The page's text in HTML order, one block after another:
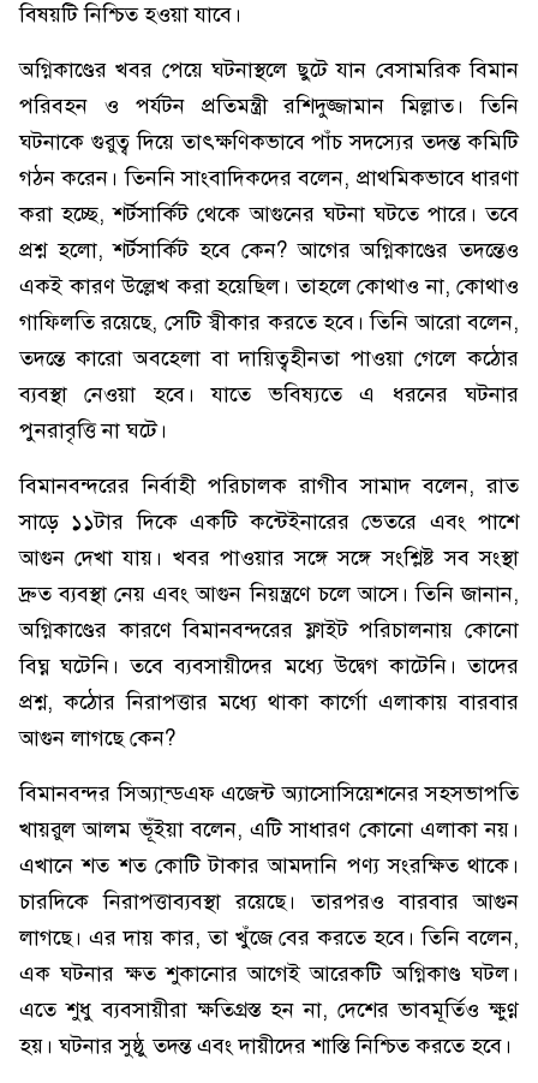
বিষয়টি নিশ্চিত হওয়া যাবে।
অগ্নিকাণ্ডের খবর পেয়ে ঘটনাস্থলে ছুটে যান বেসামরিক বিমান
পরিবহন ও পর্যটন প্রতিমন্ত্রী রশিদুজ্জামান মিল্লাত। তিনি
ঘটনাকে গুরুত্ব দিয়ে তাৎক্ষণিকভাবে পাঁচ সদস্যের তদন্ত কমিটি
গঠন করেন। তিননি সাংবাদিকদের বলেন, প্রাথমিকভাবে ধারণা
করা হচ্ছে, শর্টসার্কিট থেকে আগুনের ঘটনা ঘটতে পারে। তবে
প্রশ্ন হলো, শর্টসার্কিট হবে কেন? আগের অগ্নিকাণ্ডের তদন্তেও
একই কারণ উল্লেখ করা হয়েছিল। তাহলে কোথাও না, কোথাও
গাফিলতি রয়েছে, সেটি স্বীকার করতে হবে। তিনি আরো বলেন,
তদন্তে কারো অবহেলা বা দায়িত্বহীনতা পাওয়া গেলে কঠোর
ব্যবস্থা নেওয়া হবে। যাতে ভবিষ্যতে এ ধরনের ঘটনার
পুনরাবৃত্তি না ঘটে।
বিমানবন্দরের নির্বাহী পরিচালক রাগীব সামাদ বলেন, রাত
সাড়ে ১১টার দিকে একটি কন্টেইনারের ভেতরে এবং পাশে
আগুন দেখা যায়। খবর পাওয়ার সঙ্গে সঙ্গে সংশ্লিষ্ট সব সংস্থা
দ্রুত ব্যবস্থা নেয় এবং আগুন নিয়ন্ত্রণে চলে আসে। তিনি জানান,
অগ্নিকাণ্ডের কারণে বিমানবন্দরের ফ্লাইট পরিচালনায় কোনো
বিঘ্ন ঘটেনি। তবে ব্যবসায়ীদের মধ্যে উদ্বেগ কাটেনি। তাদের
প্রশ্ন, কঠোর নিরাপত্তার মধ্যে থাকা কার্গো এলাকায় বারবার
আগুন লাগছে কেন?
বিমানবন্দর সিঅ্যা্ন্ডএফ এজেন্ট অ্যাসোসিয়েশনের সহসভাপতি
খায়রুল আলম ভূঁইয়া বলেন, এটি সাধারণ কোনো এলাকা নয়।
এখানে শত শত কোটি টাকার আমদানি পণ্য সংরক্ষিত থাকে।
চারদিকে নিরাপত্তাব্যবস্থা রয়েছে। তারপরও বারবার আগুন
লাগছে। এর দায় কার, তা খুঁজে বের করতে হবে। তিনি বলেন,
এক ঘটনার ক্ষত শুকানোর আগেই আরেকটি অগ্নিকাণ্ড ঘটল।
এতে শুধু ব্যবসায়ীরা ক্ষতিগ্রস্ত হন না, দেশের ভাবমূর্তিও ক্ষুণ্ণ
হয়। ঘটনার সুষ্ঠু তদন্ত এবং দায়ীদের শাস্তি নিশ্চিত করতে হবে।